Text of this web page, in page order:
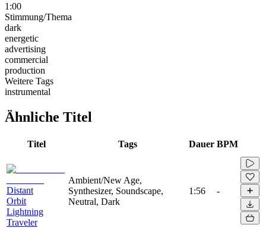
1:00
Stimmung/Thema
dark
energetic
advertising
commercial
production
Weitere Tags
instrumental
Ähnliche Titel
Titel Tags Dauer BPM
Distant
Orbit
Lightning
Traveler
Ambient/New Age,
Synthesizer, Soundscape,
Neutral, Dark
1:56 -